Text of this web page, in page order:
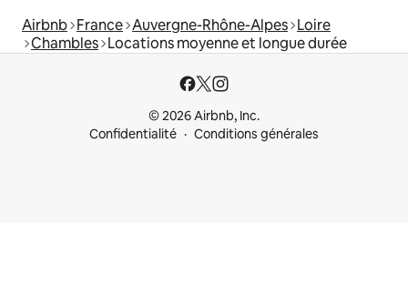
Airbnb France Auvergne-Rhône-Alpes Loire
Chambles Locations moyenne et longue durée
© 2026 Airbnb, Inc.
Confidentialité
Conditions générales